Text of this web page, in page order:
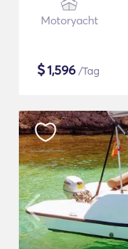
Motoryacht
$1,596 /Tag